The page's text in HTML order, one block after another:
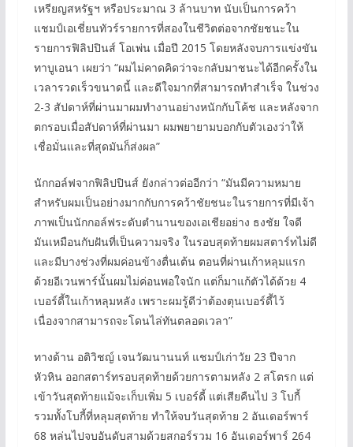
เหรียญสหรัฐฯ หรือประมาณ 3 ล้านบาท นับเป็นการคว้า
แชมป์เอเชี่ยนทัวร์รายการที่สองในชีวิตต่อจากชัยชนะใน
รายการฟิลิปปินส์ โอเพ่น เมื่อปี 2015 โดยหลังจบการแข่งขัน
ทาบูเอนา เผยว่า “ผมไม่คาดคิดว่าจะกลับมาชนะได้อีกครั้งใน
เวลารวดเร็วขนาดนี้ และดีใจมากที่สามารถทำสำเร็จ ในช่วง
2-3 สัปดาห์ที่ผ่านมาผมทำงานอย่างหนักกับโค้ช และหลังจาก
ตกรอบเมื่อสัปดาห์ที่ผ่านมา ผมพยายามบอกกับตัวเองว่าให้
เชื่อมั่นและที่สุดมันก็ส่งผล”
นักกอล์ฟจากฟิลิปปินส์ ยังกล่าวต่ออีกว่า “มันมีความหมาย
สำหรับผมเป็นอย่างมากกับการคว้าชัยชนะในรายการที่มีเจ้า
ภาพเป็นนักกอล์ฟระดับตำนานของเอเชียอย่าง ธงชัย ใจดี
มันเหมือนกับฝันที่เป็นความจริง ในรอบสุดท้ายผมสตาร์ทไม่ดี
และมีบางช่วงที่ผมค่อนข้างตื่นเต้น ตอนที่ผ่านเก้าหลุมแรก
ด้วยอีเวนพาร์นั้นผมไม่ค่อนพอใจนัก แต่ก็มาแก้ตัวได้ด้วย 4
เบอร์ดี้ในเก้าหลุมหลัง เพราะผมรู้ดีว่าต้องตุนเบอร์ดี้ไว้
เนื่องจากสามารถจะโดนไล่ทันตลอดเวลา”
ทางด้าน อติวิชญ์ เจนวัฒนานนท์ แชมป์เก่าวัย 23 ปีจาก
หัวหิน ออกสตาร์ทรอบสุดท้ายด้วยการตามหลัง 2 สโตรก แต่
เข้าวันสุดท้ายแม้จะเก็บเพิ่ม 5 เบอร์ดี้ แต่เสียคืนไป 3 โบกี้
รวมทั้งโบกี้ที่หลุมสุดท้าย ทำให้จบวันสุดท้าย 2 อันเดอร์พาร์
68 หล่นไปจบอันดับสามด้วยสกอร์รวม 16 อันเดอร์พาร์ 264